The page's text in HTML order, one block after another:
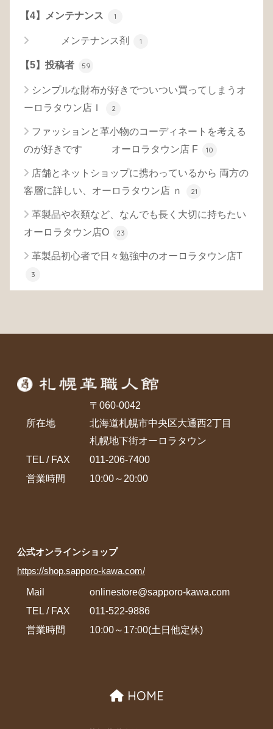
【4】メンテナンス 1
メンテナンス剤 1
【5】投稿者 59
シンプルな財布が好きでついつい買ってしまうオ
ーロラタウン店Ｉ
2
ファッションと革小物のコーディネートを考える
のが好きです オーロラタウン店 F
10
店舗とネットショップに携わっているから 両方の
客層に詳しい、オーロラタウン店 ｎ
21
革製品や衣類など、なんでも長く大切に持ちたい
オーロラタウン店O
23
革製品初心者で日々勉強中のオーロラタウン店T
3
所在地
〒060-0042
北海道札幌市中央区大通西2丁目
札幌地下街オーロラタウン
TEL / FAX
011-206-7400
営業時間
10:00～20:00
公式オンラインショップ
https://shop.sapporo-kawa.com/
Mail
onlinestore@sapporo-kawa.com
TEL / FAX
011-522-9886
営業時間
10:00～17:00(土日他定休)
HOME